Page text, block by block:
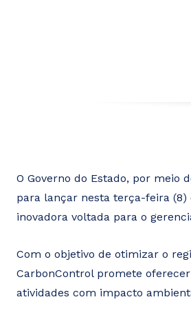
O Governo do Estado, por meio
para lançar nesta terça-feira
inovadora voltada para o
Com o objetivo de otimizar o
CarbonControl promete
atividades com impacto